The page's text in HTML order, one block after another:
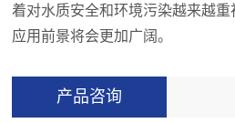
着对水质安全和环境污染越来越
应用前景将会更加广阔。
产品咨询